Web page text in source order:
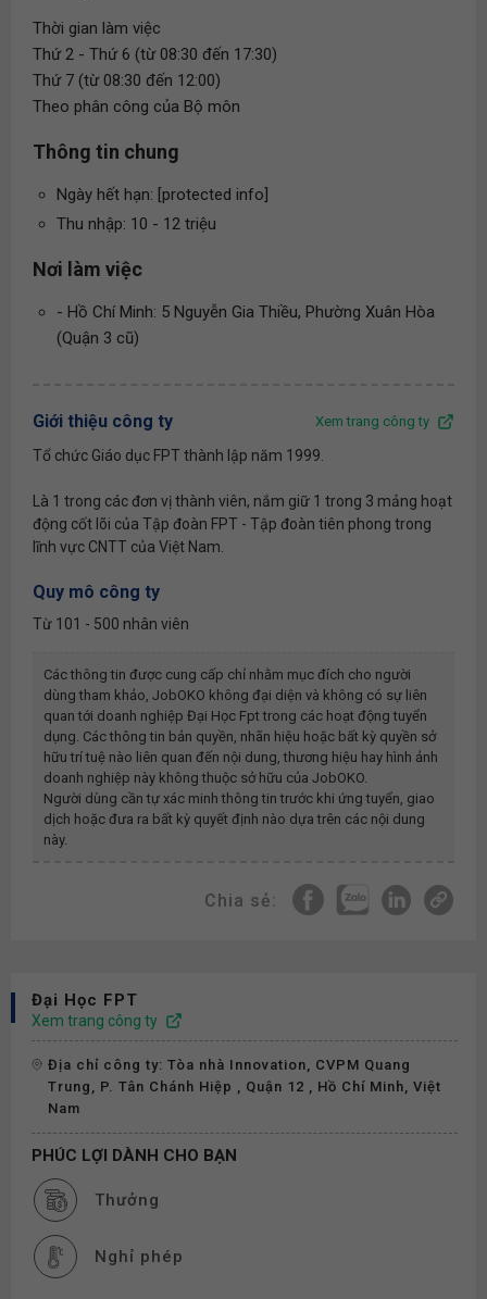
Thời gian làm việc
Thứ 2 - Thứ 6 (từ 08:30 đến 17:30)
Thứ 7 (từ 08:30 đến 12:00)
Theo phân công của Bộ môn
Thông tin chung
Ngày hết hạn: [protected info]
Thu nhập: 10 - 12 triệu
Nơi làm việc
- Hồ Chí Minh: 5 Nguyễn Gia Thiều, Phường Xuân Hòa
(Quận 3 cũ)
Giới thiệu công ty Xem trang công ty
Tổ chức Giáo dục FPT thành lập năm 1999.
Là 1 trong các đơn vị thành viên, nắm giữ 1 trong 3 mảng hoạt
động cốt lõi của Tập đoàn FPT - Tập đoàn tiên phong trong
lĩnh vực CNTT của Việt Nam.
Quy mô công ty
Từ 101 - 500 nhân viên
Các thông tin được cung cấp chỉ nhằm mục đích cho người
dùng tham khảo, JobOKO không đại diện và không có sự liên
quan tới doanh nghiệp Đại Học Fpt trong các hoạt động tuyển
dụng. Các thông tin bản quyền, nhãn hiệu hoặc bất kỳ quyền sở
hữu trí tuệ nào liên quan đến nội dung, thương hiệu hay hình ảnh
doanh nghiệp này không thuộc sở hữu của JobOKO.
Người dùng cần tự xác minh thông tin trước khi ứng tuyển, giao
dịch hoặc đưa ra bất kỳ quyết định nào dựa trên các nội dung
này.
Chia sẻ:
Đại Học FPT
Xem trang công ty
Địa chỉ công ty: Tòa nhà Innovation, CVPM Quang
Trung, P. Tân Chánh Hiệp , Quận 12 , Hồ Chí Minh, Việt
Nam
PHÚC LỢI DÀNH CHO BẠN
Thưởng
Nghỉ phép